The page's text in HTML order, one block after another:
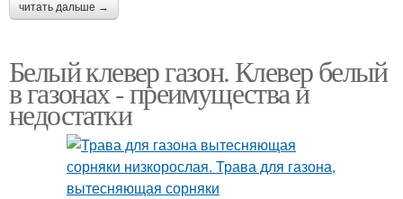
читать дальше →
Белый клевер газон. Клевер белый
в газонах - преимущества и
недостатки